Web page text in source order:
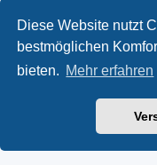
Diese Website nutzt
bestmöglichen
bieten. Mehr erfahren